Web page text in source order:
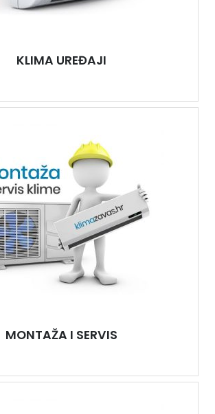
KLIMA UREĐAJI
MONTAŽA I SERVIS